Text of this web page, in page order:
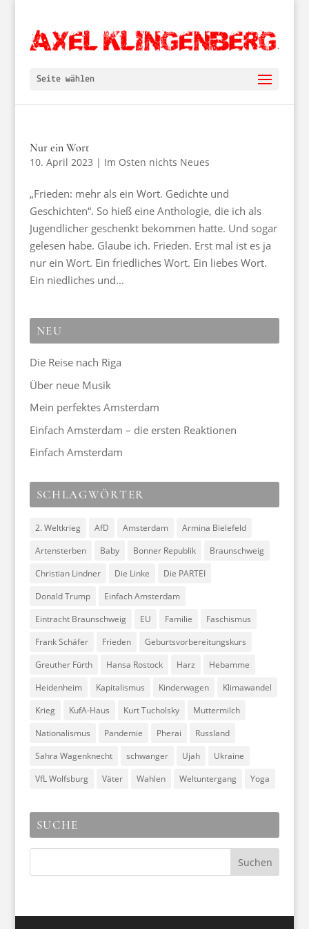
Seite wählen
Nur ein Wort
10. April 2023 | Im Osten nichts Neues
„Frieden: mehr als ein Wort. Gedichte und
Geschichten“. So hieß eine Anthologie, die ich als
Jugendlicher geschenkt bekommen hatte. Und sogar
gelesen habe. Glaube ich. Frieden. Erst mal ist es ja
nur ein Wort. Ein friedliches Wort. Ein liebes Wort.
Ein niedliches und...
NEU
Die Reise nach Riga
Über neue Musik
Mein perfektes Amsterdam
Einfach Amsterdam – die ersten Reaktionen
Einfach Amsterdam
SCHLAGWÖRTER
2. Weltkrieg AfD Amsterdam
Armina Bielefeld
Artensterben
Baby Bonner Republik
Braunschweig
Christian Lindner
Die Linke
Die PARTEI
Donald Trump
Einfach Amsterdam
Eintracht Braunschweig
EU Familie
Faschismus
Frank Schäfer
Frieden
Geburtsvorbereitungskurs
Greuther Fürth
Hansa Rostock Harz
Hebamme
Heidenheim
Kapitalismus Kinderwagen
Klimawandel
Krieg
KufA-Haus Kurt Tucholsky
Muttermilch
Nationalismus
Pandemie Pherai
Russland
Sahra Wagenknecht
schwanger Ujah
Ukraine
VfL Wolfsburg
Väter Wahlen Weltuntergang Yoga
SUCHE